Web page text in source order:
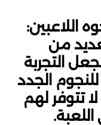
من
التجربة
الجدد
تتوفر لهم